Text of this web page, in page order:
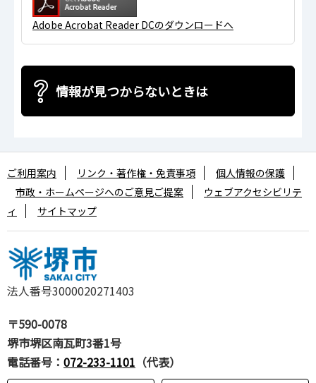
Adobe Acrobat Reader DCのダウンロードへ
情報が見つからないときは
法人番号3000020271403
〒590-0078
堺市堺区南瓦町3番1号
電話番号： 072-233-1101 （代表）
ご利用案内 リンク・著作権・免責事項
個人情報の保護
市政・ホームページへのご意見ご提案
ウェブアクセシビリテ
ィ
サイトマップ